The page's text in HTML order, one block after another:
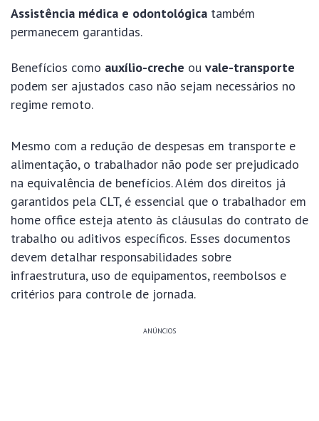
Assistência médica e odontológica também
permanecem garantidas.
Benefícios como auxílio-creche ou vale-transporte
podem ser ajustados caso não sejam necessários no
regime remoto.
Mesmo com a redução de despesas em transporte e
alimentação, o trabalhador não pode ser prejudicado
na equivalência de benefícios.Além dos direitos já
garantidos pela CLT, é essencial que o trabalhador em
home office esteja atento às cláusulas do contrato de
trabalho ou aditivos específicos. Esses documentos
devem detalhar responsabilidades sobre
infraestrutura, uso de equipamentos, reembolsos e
critérios para controle de jornada.
ANÚNCIOS